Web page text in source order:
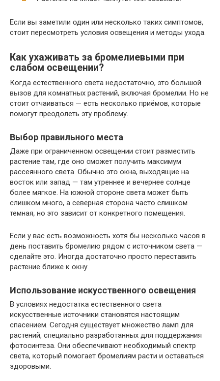
Если вы заметили один или несколько таких симптомов,
стоит пересмотреть условия освещения и методы ухода.
Как ухаживать за бромелиевыми при
слабом освещении?
Когда естественного света недостаточно, это большой
вызов для комнатных растений, включая бромелии. Но не
стоит отчаиваться — есть несколько приёмов, которые
помогут преодолеть эту проблему.
Выбор правильного места
Даже при ограниченном освещении стоит разместить
растение там, где оно сможет получить максимум
рассеянного света. Обычно это окна, выходящие на
восток или запад — там утреннее и вечернее солнце
более мягкое. На южной стороне света может быть
слишком много, а северная сторона часто слишком
темная, но это зависит от конкретного помещения.
Если у вас есть возможность хотя бы несколько часов в
день поставить бромелию рядом с источником света —
сделайте это. Иногда достаточно просто переставить
растение ближе к окну.
Использование искусственного освещения
В условиях недостатка естественного света
искусственные источники становятся настоящим
спасением. Сегодня существует множество ламп для
растений, специально разработанных для поддержания
фотосинтеза. Они обеспечивают необходимый спектр
света, который помогает бромелиям расти и оставаться
здоровыми.